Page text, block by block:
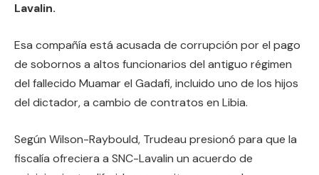
Lavalin.
Esa compañía está acusada de corrupción por el pago
de sobornos a altos funcionarios del antiguo régimen
del fallecido Muamar el Gadafi, incluido uno de los hijos
del dictador, a cambio de contratos en Libia.
Según Wilson-Raybould, Trudeau presionó para que la
fiscalía ofreciera a SNC-Lavalin un acuerdo de